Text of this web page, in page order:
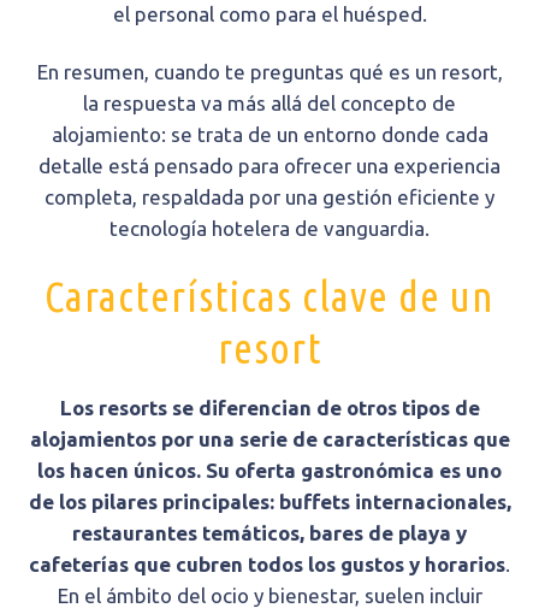
el personal como para el huésped.
En resumen, cuando te preguntas qué es un resort,
la respuesta va más allá del concepto de
alojamiento: se trata de un entorno donde cada
detalle está pensado para ofrecer una experiencia
completa, respaldada por una gestión eficiente y
tecnología hotelera de vanguardia.
Características clave de un
resort
Los resorts se diferencian de otros tipos de
alojamientos por una serie de características que
los hacen únicos. Su oferta gastronómica es uno
de los pilares principales: buffets internacionales,
restaurantes temáticos, bares de playa y
cafeterías que cubren todos los gustos y horarios
En el ámbito del ocio y bienestar, suelen incluir